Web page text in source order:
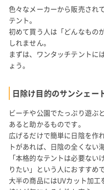
色々なメーカーから販売され
テント。
初めて買う人は「どんなもの
しれません。
まずは、ワンタッチテントに
ょう。
日除け目的のサンシェー
ビーチや公園でたっぷり遊ぶ
あると助かるものです。
広げるだけで簡単に日陰を作
トがあれば、日陰の全くない
「本格的なテントは必要な
りたい」という人におすすめで
大半の商品にはUVカット加